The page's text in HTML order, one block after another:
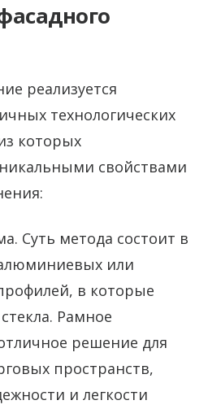
реализуется
технологических
которых
свойствами
Суть метода состоит в
или
в которые
Рамное
решение для
пространств,
и легкости